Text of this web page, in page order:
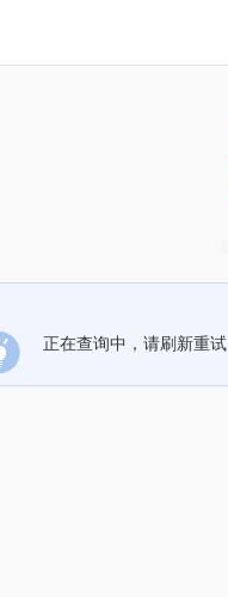
正在查询中，请刷新重试